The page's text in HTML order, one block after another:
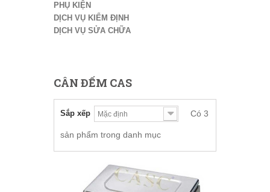
PHỤ KIỆN
DỊCH VỤ KIỂM ĐỊNH
DỊCH VỤ SỬA CHỮA
CÂN ĐẾM CAS
Sắp xếp Có 3
sản phẩm trong danh mục